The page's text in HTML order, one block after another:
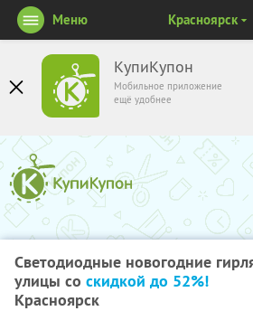
КупиКупон
Мобильное приложение
ещё удобнее
Меню Красноярск
Светодиодные новогодние
улицы со скидкой до 52%!
Красноярск